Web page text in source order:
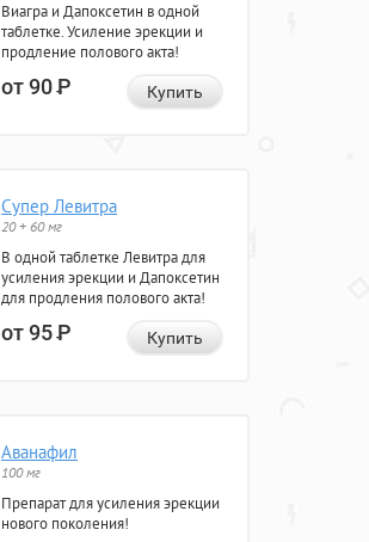
Виагра и Дапоксетин в одной
таблетке. Усиление эрекции и
продление полового акта!
от 90Р Купить
Супер Левитра
20 + 60 мг
В одной таблетке Левитра для
усиления эрекции и Дапоксетин
для продления полового акта!
от 95Р Купить
Аванафил
100 мг
Препарат для усиления эрекции
нового поколения!